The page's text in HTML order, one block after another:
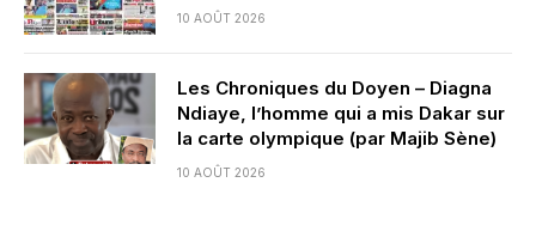
10 AOÛT 2026
Les Chroniques du Doyen – Diagna
Ndiaye, l’homme qui a mis Dakar sur
la carte olympique (par Majib Sène)
10 AOÛT 2026